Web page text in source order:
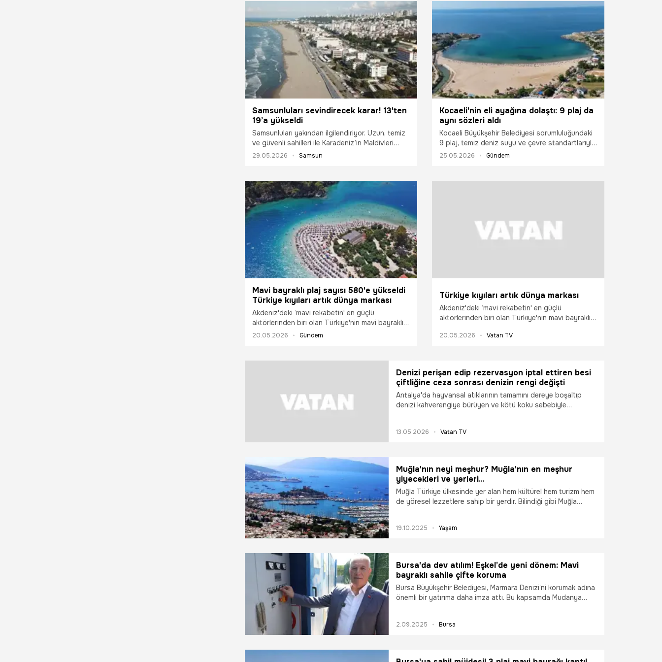
kadar her detayı en üst standarda taşıdı.
Samsunluları sevindirecek karar! 13'ten
19’a yükseldi
Samsunluları yakından ilgilendiriyor. Uzun, temiz
ve güvenli sahilleri ile Karadeniz’in Maldivleri
olarak nitelendirilen Samsun’da mavi bayraklı plaj
29.05.2026 Samsun
Kocaeli'nin eli ayağına dolaştı: 9 plaj da
aynı sözleri aldı
Kocaeli Büyükşehir Belediyesi sorumluluğundaki
9 plaj, temiz deniz suyu ve çevre standartlarıyla
bu yıl da "Mavi Bayrak" ödülüne layık görüldü.
25.05.2026 Gündem
Mavi bayraklı plaj sayısı 580'e yükseldi
Türkiye kıyıları artık dünya markası
Akdeniz'deki ‘mavi rekabetin' en güçlü
aktörlerinden biri olan Türkiye'nin mavi bayraklı
plaj sayısı 580'e yükseldi. Kültür ve Turizm
genişlettiklerini belirtti.
20.05.2026 Gündem
Türkiye kıyıları artık dünya markası
Akdeniz'deki ‘mavi rekabetin' en güçlü
aktörlerinden biri olan Türkiye'nin mavi bayraklı
Bakanı Mehmet Nuri Ersoy, Türkiye'nin mavi
20.05.2026 Vatan TV
Denizi perişan edip rezervasyon iptal ettiren besi
çiftliğine ceza sonrası denizin rengi değişti
Antalya'da hayvansal atıklarının tamamını dereye boşaltıp
denizi kahverengiye bürüyen ve kötü koku sebebiyle
kahverengiye bürünen deniz mavi tonlara dönmeye başlarken,
13.05.2026 Vatan TV
Muğla'nın neyi meşhur? Muğla'nın en meşhur
yiyecekleri ve yerleri…
Muğla Türkiye ülkesinde yer alan hem kültürel hem turizm hem
de yöresel lezzetlere sahip bir yerdir. Bilindiği gibi Muğla
meşhur olduğu özelliklerde hem Ege'nin hem de Akdeniz'in
19.10.2025 Yaşam
Bursa'da dev atılım! Eşkel’de yeni dönem: Mavi
bayraklı sahile çifte koruma
Bursa Büyükşehir Belediyesi, Marmara Denizi’ni korumak adına
önemli bir yatırıma daha imza attı. Bu kapsamda Mudanya
Büyükşehir Belediye Başkanı Mustafa Bozbey, "Marmara
2.09.2025 Bursa